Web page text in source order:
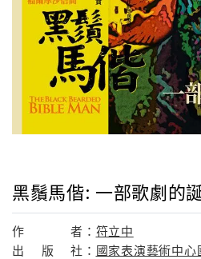
黑鬚馬偕: 一部歌劇的
作 者： 符立中
出
版 社： 國家表演藝術中